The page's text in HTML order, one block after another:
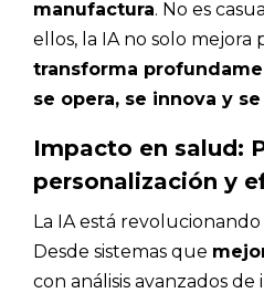
manufactura. No es
ellos, la IA no solo mejora
transforma
se opera, se innova y
Impacto en salud:
personalización y
La IA está
Desde sistemas que
con análisis avanzados de